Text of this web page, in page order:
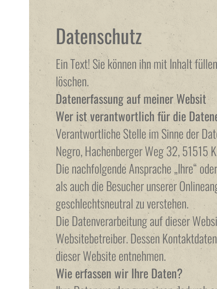
Datenschutz
Ein Text! Sie können ihn mit Inhalt
löschen.
Datenerfassung auf meiner Websit
Wer ist verantwortlich für die
Verantwortliche Stelle im Sinne der
Negro, Hachenberger Weg 32, 51515
Die nachfolgende Ansprache „Ihre“
als auch die Besucher unserer
geschlechtsneutral zu verstehen.
Die Datenverarbeitung auf dieser
Websitebetreiber. Dessen
dieser Website entnehmen.
Wie erfassen wir Ihre Daten?